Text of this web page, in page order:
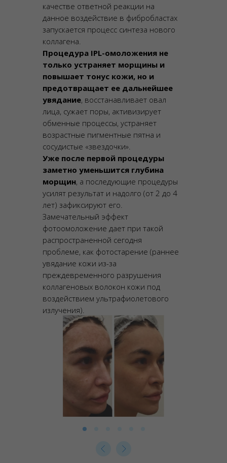
качестве ответной реакции на
данное воздействие в фибробластах
запускается процесс синтеза нового
коллагена.
Процедура IPL-омоложения не
только устраняет морщины и
повышает тонус кожи, но и
предотвращает ее дальнейшее
увядание, восстанавливает овал
лица, сужает поры, активизирует
обменные процессы, устраняет
возрастные пигментные пятна и
сосудистые «звездочки».
Уже после первой процедуры
заметно уменьшится глубина
морщин, а последующие процедуры
усилят результат и надолго (от 2 до 4
лет) зафиксируют его.
Замечательный эффект
фотоомоложение дает при такой
распространенной сегодня
проблеме, как фотостарение (раннее
увядание кожи из-за
преждевременного разрушения
коллагеновых волокон кожи под
воздействием ультрафиолетового
излучения).